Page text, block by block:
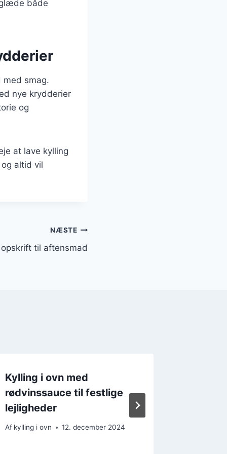
både
med smag.
nye krydderier
og
at lave kylling
altid vil
NÆSTE
til aftensmad
Kylling i ovn med
rødvinssauce til festlige
lejligheder
Af kylling i ovn 12. december 2024